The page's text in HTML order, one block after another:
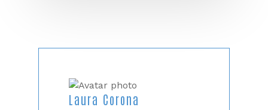
Laura Corona